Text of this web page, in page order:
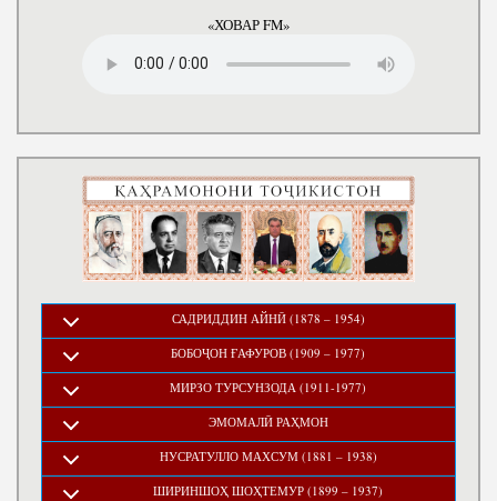
«ХОВАР FM»
САДРИДДИН АЙНӢ (1878 – 1954)
БОБОҶОН ҒАФУРОВ (1909 – 1977)
МИРЗО ТУРСУНЗОДА (1911-1977)
ЭМОМАЛӢ РАҲМОН
НУСРАТУЛЛО МАХСУМ (1881 – 1938)
ШИРИНШОҲ ШОҲТЕМУР (1899 – 1937)